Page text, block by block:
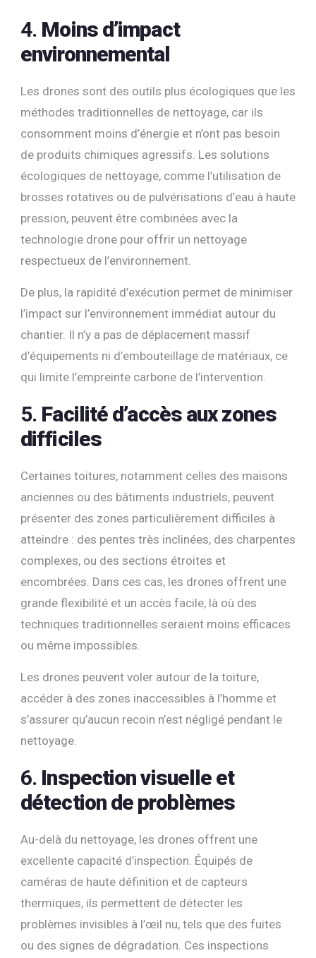
4. Moins d’impact
environnemental
Les drones sont des outils plus écologiques que les
méthodes traditionnelles de nettoyage, car ils
consomment moins d’énergie et n’ont pas besoin
de produits chimiques agressifs. Les solutions
écologiques de nettoyage, comme l’utilisation de
brosses rotatives ou de pulvérisations d’eau à haute
pression, peuvent être combinées avec la
technologie drone pour offrir un nettoyage
respectueux de l’environnement.
De plus, la rapidité d’exécution permet de minimiser
l’impact sur l’environnement immédiat autour du
chantier. Il n’y a pas de déplacement massif
d’équipements ni d’embouteillage de matériaux, ce
qui limite l’empreinte carbone de l’intervention.
5. Facilité d’accès aux zones
difficiles
Certaines toitures, notamment celles des maisons
anciennes ou des bâtiments industriels, peuvent
présenter des zones particulièrement difficiles à
atteindre : des pentes très inclinées, des charpentes
complexes, ou des sections étroites et
encombrées. Dans ces cas, les drones offrent une
grande flexibilité et un accès facile, là où des
techniques traditionnelles seraient moins efficaces
ou même impossibles.
Les drones peuvent voler autour de la toiture,
accéder à des zones inaccessibles à l’homme et
s’assurer qu’aucun recoin n’est négligé pendant le
nettoyage.
6. Inspection visuelle et
détection de problèmes
Au-delà du nettoyage, les drones offrent une
excellente capacité d’inspection. Équipés de
caméras de haute définition et de capteurs
thermiques, ils permettent de détecter les
problèmes invisibles à l’œil nu, tels que des fuites
ou des signes de dégradation. Ces inspections